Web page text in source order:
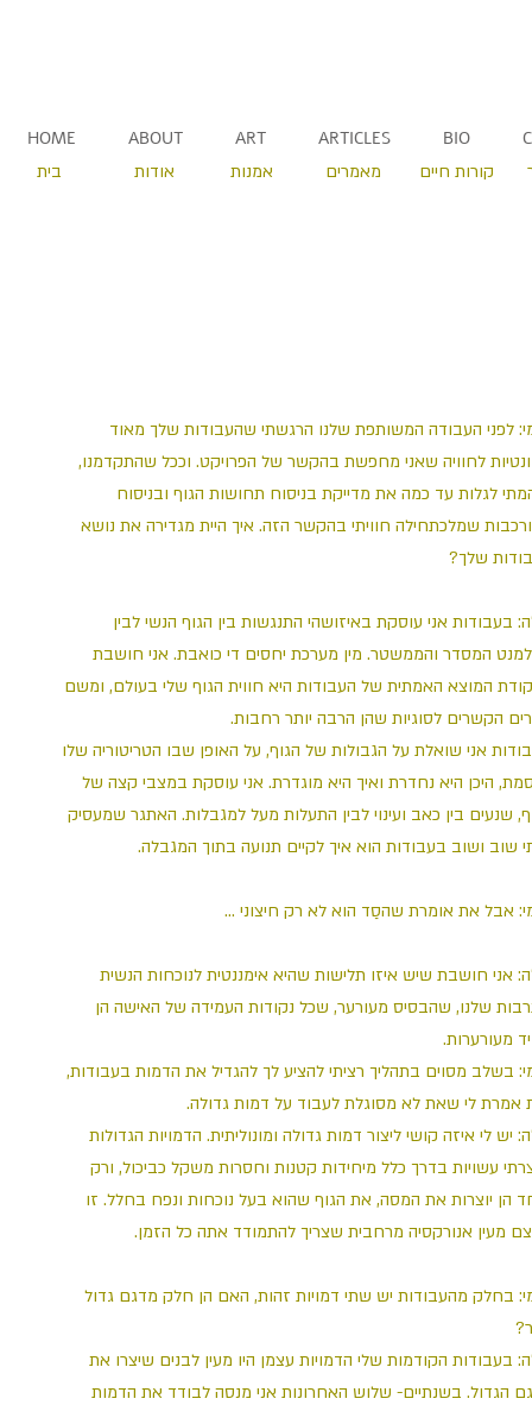
HOME ABOUT ART ARTICLES BIO
בית
אודות אמנות מאמרים קורות חיים
לפני העבודה המשותפת שלנו הרגשתי שהעבודות שלך מאוד
לחוויה שאני מחפשת בהקשר של הפרויקט. וככל שהתקדמנו,
לגלות עד כמה את מדייקת בניסוח תחושות הגוף ובניסוח
שמלכתחילה חוויתי בהקשר הזה. איך היית מגדירה את נושא
שלך?
בעבודות אני עוסקת באיזושהי התנגשות בין הגוף הנשי לבין
המסדר והממשטר. מין מערכת יחסים די כואבת. אני חושבת
המוצא האמתית של העבודות היא חווית הגוף שלי בעולם, ומשם
הקשרים לסוגיות שהן הרבה יותר רחבות.
אני שואלת על הגבולות של הגוף, על האופן שבו הטריטוריה שלו
היכן היא נחדרת ואיך היא מוגדרת. אני עוסקת במצבי קצה של
שנעים בין כאב ועינוי לבין התעלות מעל למגבלות. האתגר שמעסיק
שוב ושוב בעבודות הוא איך לקיים תנועה בתוך המגבלה.
אבל את אומרת שהסַד הוא לא רק חיצוני ...
אני חושבת שיש איזו תלישות שהיא אימננטית לנוכחות הנשית
שלנו, שהבסיס מעורער, שכל נקודות העמידה של האישה הן
מעורערות.
בשלב מסוים בתהליך רציתי להציע לך להגדיל את הדמות בעבודות,
אמרת לי שאת לא מסוגלת לעבוד על דמות גדולה.
יש לי איזה קושי ליצור דמות גדולה ומונוליתית. הדמויות הגדולות
עשויות בדרך כלל מיחידות קטנות וחסרות משקל כביכול, ורק
הן יוצרות את המסה, את הגוף שהוא בעל נוכחות ונפח בחלל. זו
מעין אנורקסיה מרחבית שצריך להתמודד אתה כל הזמן.
בחלק מהעבודות יש שתי דמויות זהות, האם הן חלק מדגם גדול
בעבודות הקודמות שלי הדמויות עצמן היו מעין לבנים שיצרו את
הגדול. בשנתיים- שלוש האחרונות אני מנסה לבודד את הדמות